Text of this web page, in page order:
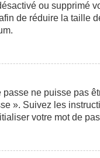
ou
de réduire la taille
ne puisse pas
». Suivez les
votre mot de